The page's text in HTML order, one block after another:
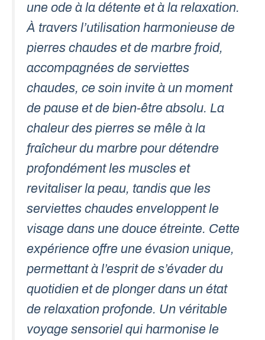
une ode à la détente et à la relaxation.
À travers l’utilisation harmonieuse de
pierres chaudes et de marbre froid,
accompagnées de serviettes
chaudes, ce soin invite à un moment
de pause et de bien-être absolu. La
chaleur des pierres se mêle à la
fraîcheur du marbre pour détendre
profondément les muscles et
revitaliser la peau, tandis que les
serviettes chaudes enveloppent le
visage dans une douce étreinte. Cette
expérience offre une évasion unique,
permettant à l’esprit de s’évader du
quotidien et de plonger dans un état
de relaxation profonde. Un véritable
voyage sensoriel qui harmonise le